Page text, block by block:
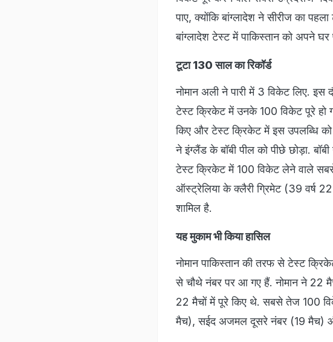
पाए, क्योंकि बांग्लादेश ने सीरीज का
बांग्लादेश टेस्ट में पाकिस्तान को अपने
टूटा 130 साल का रिकॉर्ड
नोमान अली ने पारी में 3 विकेट लिए.
टेस्ट क्रिकेट में उनके 100 विकेट पूरे हो
किए और टेस्ट क्रिकेट में इस उपलब्धि
ने इंग्लैंड के बॉबी पील को पीछे छोड़ा.
टेस्ट क्रिकेट में 100 विकेट लेने वाले
ऑस्ट्रेलिया के क्लैरी ग्रिमेट (39 वर्ष
शामिल है.
यह मुकाम भी किया हासिल
नोमान पाकिस्तान की तरफ से टेस्ट
से चौथे नंबर पर आ गए हैं. नोमान ने 22
22 मैचों में पूरे किए थे. सबसे तेज 100
मैच), सईद अजमल दूसरे नंबर (19 मैच)